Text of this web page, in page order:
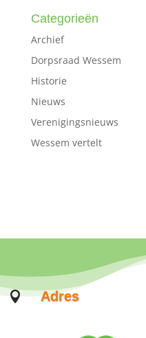
Categorieën
Archief
Dorpsraad Wessem
Historie
Nieuws
Verenigingsnieuws
Wessem vertelt
 Adres